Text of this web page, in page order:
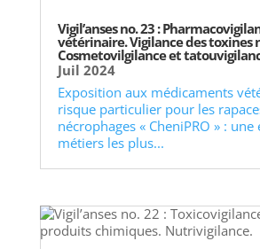
Vigil’anses no. 23 :
vétérinaire. Vigilance des toxines
Cosmetovilgilance et
Juil 2024
Exposition aux médicaments
risque particulier pour les
nécrophages « CheniPRO » :
métiers les plus...